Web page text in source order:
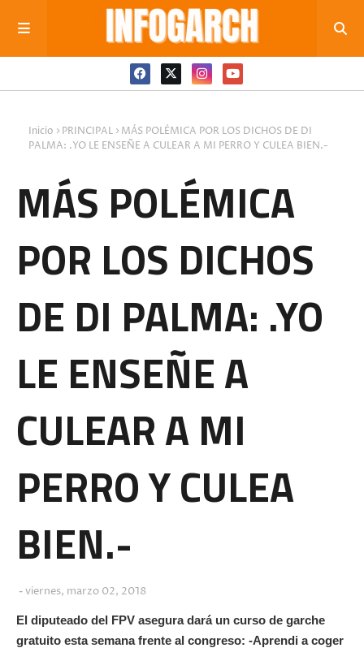
Inicio PRINCIPAL
MÁS POLÉMICA POR LOS DICHOS DE DI
PALMA: .YO LE ENSEÑE A CULEAR A MI PERRO Y CULEA BIEN.-
MÁS POLÉMICA
POR LOS DICHOS
DE DI PALMA: .YO
LE ENSEÑE A
CULEAR A MI
PERRO Y CULEA
BIEN.-
viernes, marzo 02, 2018
El diputeado del FPV asegura dará un curso de garche
gratuito esta semana frente al congreso: -Aprendi a coger